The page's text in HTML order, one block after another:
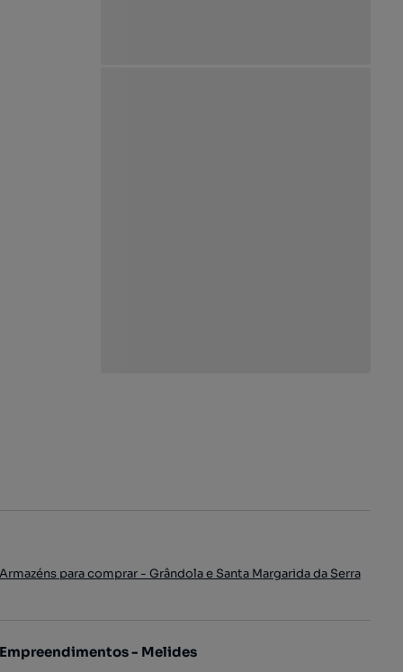
Armazéns para comprar - Grândola e Santa Margarida da Serra
Empreendimentos - Melides